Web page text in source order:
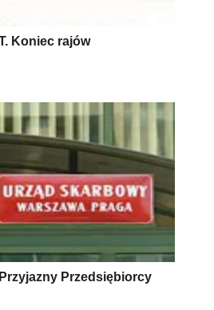
Koniec rajów
Przedsiębiorcy